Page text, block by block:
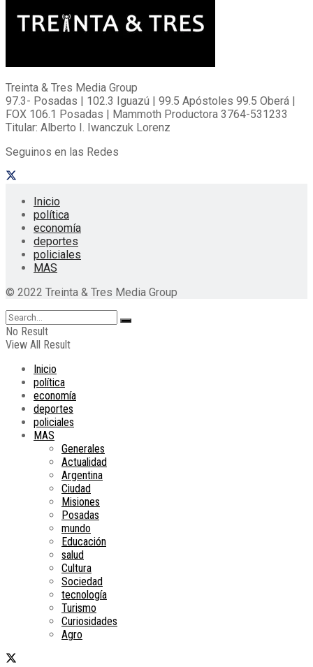
Treinta & Tres Media Group
97.3- Posadas | 102.3 Iguazú | 99.5 Apóstoles 99.5 Oberá |
FOX 106.1 Posadas | Mammoth Productora 3764-531233
Titular: Alberto I. Iwanczuk Lorenz
Seguinos en las Redes
Inicio
política
economía
deportes
policiales
MAS
© 2022 Treinta & Tres Media Group
No Result
View All Result
Inicio
política
economía
deportes
policiales
MAS
Generales
Actualidad
Argentina
Ciudad
Misiones
Posadas
mundo
Educación
salud
Cultura
Sociedad
tecnología
Turismo
Curiosidades
Agro